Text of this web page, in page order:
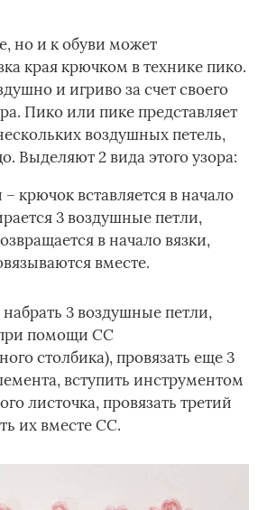
но и к обуви может
края крючком в технике пико.
и игриво за счет своего
Пико или пике представляет
воздушных петель,
Выделяют 2 вида этого узора:
крючок вставляется в начало
3 воздушные петли,
в начало вязки,
вместе.
3 воздушные петли,
при помощи СС
столбика), провязать еще 3
вступить инструментом
листочка, провязать третий
их вместе СС.